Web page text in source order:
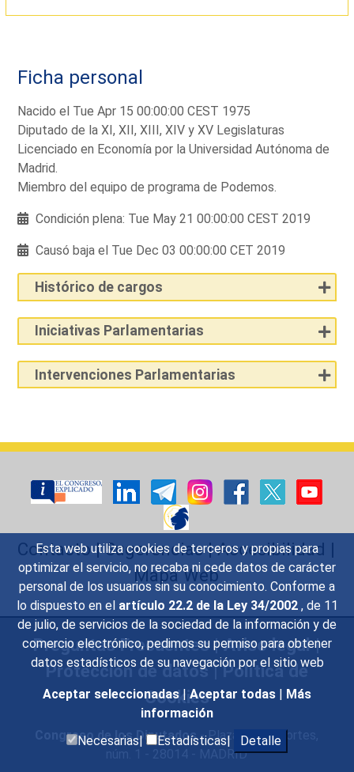
Esta web utiliza cookies de terceros y propias para
optimizar el servicio, no recaba ni cede datos de carácter
personal de los usuarios sin su conocimiento. Conforme a
lo dispuesto en el artículo 22.2 de la Ley 34/2002 , de 11
de julio, de servicios de la sociedad de la información y de
comercio electrónico, pedimos su permiso para obtener
datos estadísticos de su navegación por el sitio web
Aceptar seleccionadas | Aceptar todas | Más
información
Necesarias|
Estadísticas| Detalle
Ficha personal
Nacido el Tue Apr 15 00:00:00 CEST 1975
Diputado de la XI, XII, XIII, XIV y XV Legislaturas
Licenciado en Economía por la Universidad Autónoma de
Madrid.
Miembro del equipo de programa de Podemos.
Condición plena: Tue May 21 00:00:00 CEST 2019
Causó baja el Tue Dec 03 00:00:00 CET 2019
Histórico de cargos
Iniciativas Parlamentarias
Intervenciones Parlamentarias
Contacto|Sugerencias|Accesibilidad |
Mapa Web
Preguntas Frecuentes|Aviso legal|
Protección de datos|Política de
Cookies
Congreso de los Diputados- Plaza de las Cortes,
núm. 1 - 28014 - MADRID